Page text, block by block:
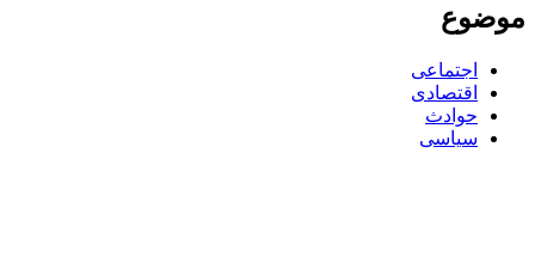
اجتماعی
اقتصادی
حوادث
سیاسی